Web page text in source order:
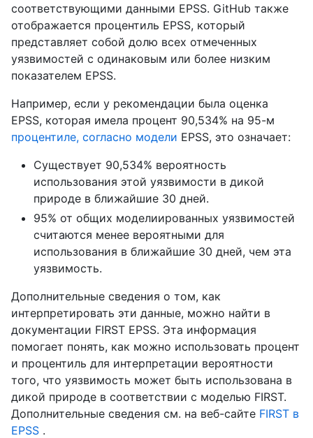
соответствующими данными EPSS. GitHub также
отображается процентиль EPSS, который
представляет собой долю всех отмеченных
уязвимостей с одинаковым или более низким
показателем EPSS.
Например, если у рекомендации была оценка
EPSS, которая имела процент 90,534% на 95-м
процентиле, согласно модели EPSS, это означает:
Существует 90,534% вероятность
использования этой уязвимости в дикой
природе в ближайшие 30 дней.
95% от общих моделиированных уязвимостей
считаются менее вероятными для
использования в ближайшие 30 дней, чем эта
уязвимость.
Дополнительные сведения о том, как
интерпретировать эти данные, можно найти в
документации FIRST EPSS. Эта информация
помогает понять, как можно использовать процент
и процентиль для интерпретации вероятности
того, что уязвимость может быть использована в
дикой природе в соответствии с моделью FIRST.
Дополнительные сведения см. на веб-сайте FIRST в
EPSS .